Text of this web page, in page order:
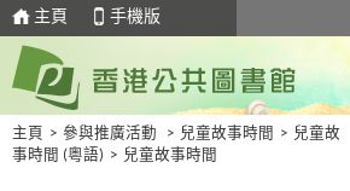
主頁 手機版
主頁 > 參與推廣活動 > 兒童故事時間 > 兒童故
事時間 (粵語) > 兒童故事時間